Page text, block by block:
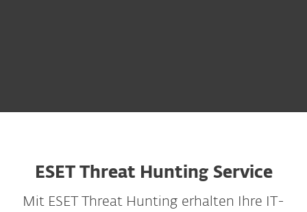
ESET Threat Hunting Service
Mit ESET Threat Hunting erhalten Ihre IT-